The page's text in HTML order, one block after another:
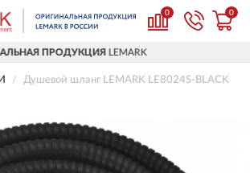
0 0
LEMARK
Душевой шланг LEMARK LE8024S-BLACK